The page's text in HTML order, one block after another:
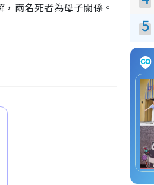
兩名死者為母子關係。
5